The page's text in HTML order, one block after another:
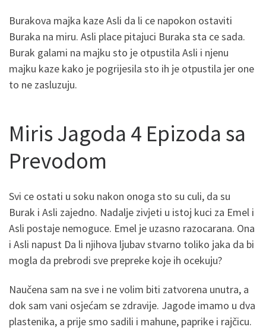
Burakova majka kaze Asli da li ce napokon ostaviti
Buraka na miru. Asli place pitajuci Buraka sta ce sada.
Burak galami na majku sto je otpustila Asli i njenu
majku kaze kako je pogrijesila sto ih je otpustila jer one
to ne zasluzuju.
Miris Jagoda 4 Epizoda sa
Prevodom
Svi ce ostati u soku nakon onoga sto su culi, da su
Burak i Asli zajedno. Nadalje zivjeti u istoj kuci za Emel i
Asli postaje nemoguce. Emel je uzasno razocarana. Ona
i Asli napust Da li njihova ljubav stvarno toliko jaka da bi
mogla da prebrodi sve prepreke koje ih ocekuju?
Naučena sam na sve i ne volim biti zatvorena unutra, a
dok sam vani osjećam se zdravije. Jagode imamo u dva
plastenika, a prije smo sadili i mahune, paprike i rajčicu.